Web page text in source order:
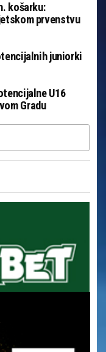
košarku:
prvenstvu
juniorki
U16
Gradu